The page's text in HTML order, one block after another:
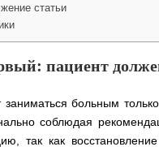
статьи
пациент
больным
соблюдая
так как